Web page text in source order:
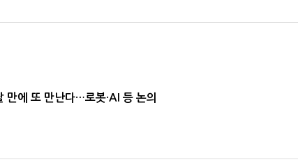
만에 또 만난다…로봇·AI 등 논의